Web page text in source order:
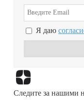
Я даю
Следите за нашими